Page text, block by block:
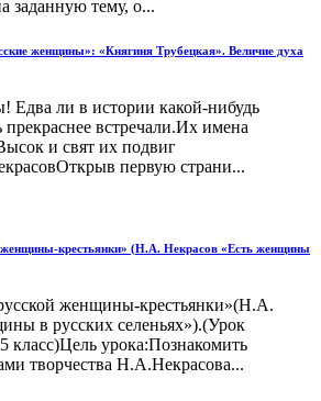
заданную тему, о...
женщины»: «Княгиня Трубецкая». Величие духа
Едва ли в истории какой-нибудь
встречали.Их имена
и свят их подвиг
первую страни...
женщины-крестьянки» (Н.А. Некрасов «Есть женщины
женщины-крестьянки»(Н.А.
в русских селеньях»).(Урок
класс)Цель урока:Познакомить
творчества Н.А.Некрасова...